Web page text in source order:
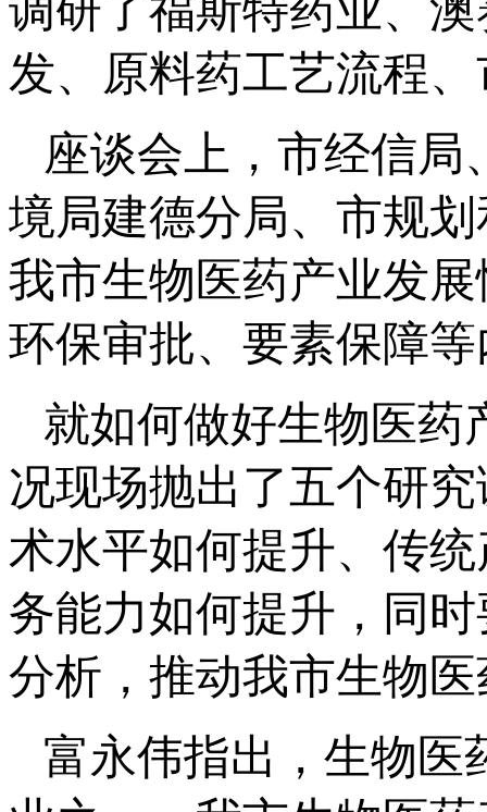
调研了福斯特药业、
发、原料药工艺流程
座谈会上，市经信局
境局建德分局、市规
我市生物医药产业发
环保审批、要素保障
就如何做好生物医药
况现场抛出了五个研
术水平如何提升、传
务能力如何提升，同
分析，推动我市生物
富永伟指出，生物医